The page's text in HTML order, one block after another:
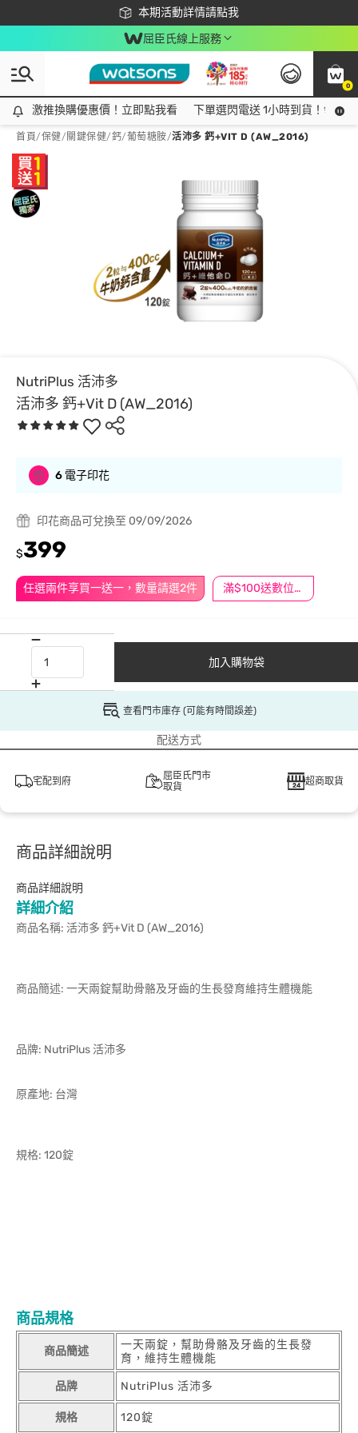
本期活動詳情請點我
下載app最高回饋$350
屈臣氏線上服務
0
激推換購優惠價！立即點我看
激推換購優惠價！立即點我看 下單選閃電送 1小時到貨！領神
首頁/保健/ 關鍵保健/鈣/葡萄糖胺/活沛多 鈣+VIT D (AW_2016)
NutriPlus 活沛多
活沛多 鈣+Vit D (AW_2016)
任選兩件享買一送一，數量請選2件 滿$100送數位印花
6 電子印花
印花商品可兌換至 09/09/2026
$399
加入購物袋
查看門市庫存 (可能有時間誤差)
配送方式
宅配到府
屈臣氏門市
取貨
超商取貨
商品詳細說明
商品詳細說明
詳細介紹
商品名稱: 活沛多 鈣+Vit D (AW_2016)
商品簡述: 一天兩錠幫助骨骼及牙齒的生長發育維持生體機能
品牌: NutriPlus 活沛多
原產地: 台灣
規格: 120錠
商品規格
商品簡述
一天兩錠，幫助骨骼及牙齒的生長發
育，維持生體機能
品牌 NutriPlus 活沛多
規格 120錠